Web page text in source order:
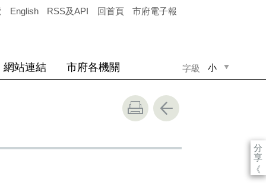
English RSS及API 回首頁 市府電子報
字級 小
網站連結 市府各機關
分
享
《